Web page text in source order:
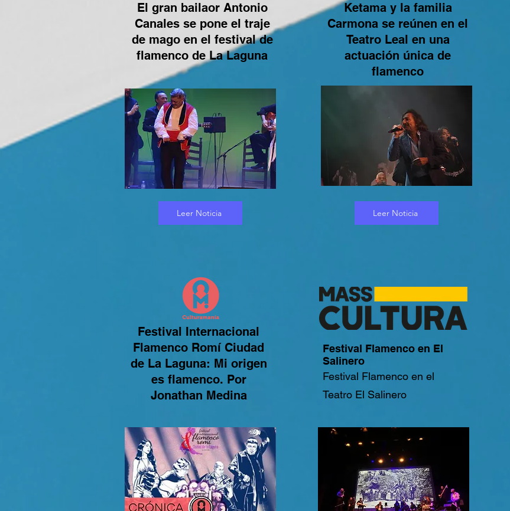
El gran bailaor Antonio
Canales se pone el traje
de mago en el festival de
flamenco de La Laguna
Leer Noticia
Ketama y la familia
Carmona se reúnen en el
Teatro Leal en una
actuación única de
flamenco
Leer Noticia
Festival Internacional
Flamenco Romí Ciudad
de La Laguna: Mi origen
es flamenco. Por
Jonathan Medina
Festival Flamenco en El
Salinero
Festival Flamenco en el
Teatro El Salinero